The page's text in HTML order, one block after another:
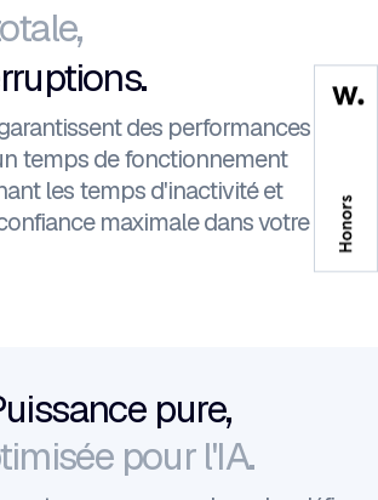
des performances
temps de fonctionnement
les temps d'inactivité et
maximale dans votre
pure,
pour l'IA.